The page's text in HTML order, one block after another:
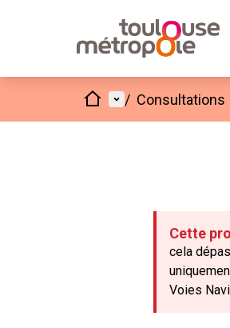
AccueilMenu principal
/ Consultations
Cette
cela
Voies